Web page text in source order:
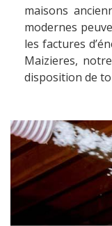
maisons
modernes
les factures
Maizieres,
disposition de